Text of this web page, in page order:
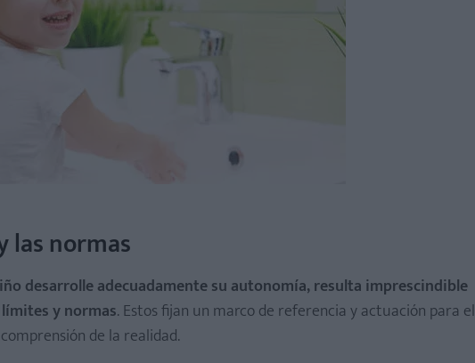
las normas
desarrolle adecuadamente su autonomía, resulta imprescindible
y normas. Estos fijan un marco de referencia y actuación para el
de la realidad.